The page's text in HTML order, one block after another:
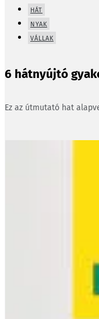
HÁT
NYAK
VÁLLAK
6 hátnyújtó
Ez az útmutató hat